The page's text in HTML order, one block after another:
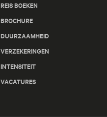
REIS BOEKEN
BROCHURE
DUURZAAMHEID
VERZEKERINGEN
INTENSITEIT
VACATURES